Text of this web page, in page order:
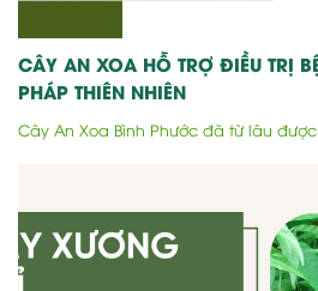
CÂY AN XOA HỖ TRỢ ĐIỀU TRỊ
PHÁP THIÊN NHIÊN
Cây An Xoa Bình Phước đã từ lâu